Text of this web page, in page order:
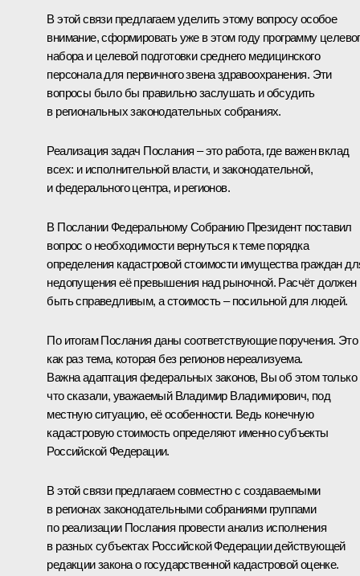
В этой связи предлагаем уделить этому вопросу особое
внимание, сформировать уже в этом году программу
набора и целевой подготовки среднего медицинского
персонала для первичного звена здравоохранения. Эти
вопросы было бы правильно заслушать и обсудить
в региональных законодательных собраниях.
Реализация задач Послания – это работа, где важен вклад
всех: и исполнительной власти, и законодательной,
и федерального центра, и регионов.
В Послании Федеральному Собранию Президент поставил
вопрос о необходимости вернуться к теме порядка
определения кадастровой стоимости имущества граждан
недопущения её превышения над рыночной. Расчёт должен
быть справедливым, а стоимость – посильной для людей.
По итогам Послания даны соответствующие поручения. Это
как раз тема, которая без регионов нереализуема.
Важна адаптация федеральных законов, Вы об этом только
что сказали, уважаемый Владимир Владимирович, под
местную ситуацию, её особенности. Ведь конечную
кадастровую стоимость определяют именно субъекты
Российской Федерации.
В этой связи предлагаем совместно с создаваемыми
в регионах законодательными собраниями группами
по реализации Послания провести анализ исполнения
в разных субъектах Российской Федерации действующей
редакции закона о государственной кадастровой оценке.